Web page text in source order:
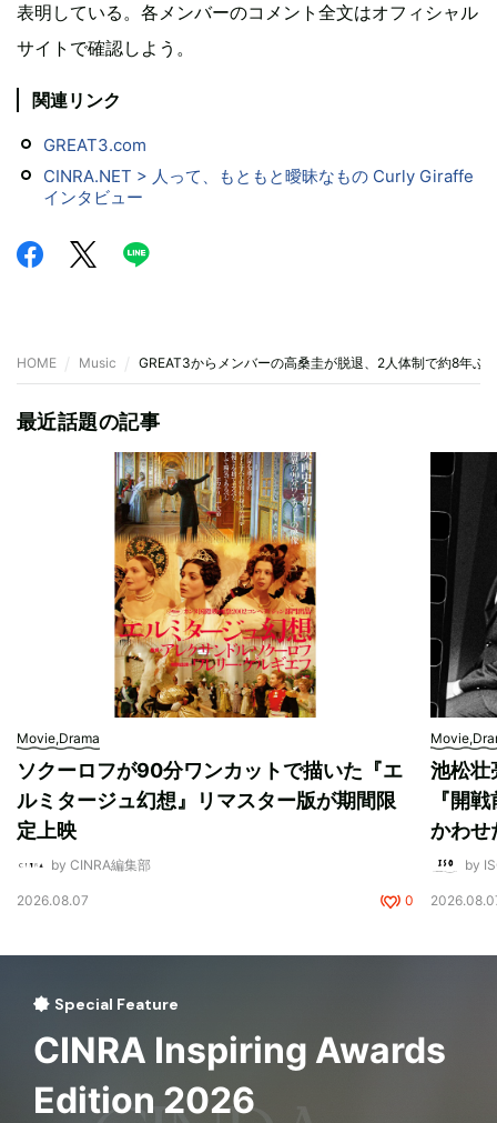
表明している。各メンバーのコメント全文はオフィシャル
サイトで確認しよう。
関連リンク
GREAT3.com
CINRA.NET > 人って、もともと曖昧なもの Curly Giraffe
インタビュー
HOME Music GREAT3からメンバーの高桑圭が脱退、2人体制で約8年ぶ
最近話題の記事
Movie,Drama
ソクーロフが90分ワンカットで描いた『エ
ルミタージュ幻想』リマスター版が期間限
定上映
by CINRA編集部
2026.08.07 0
池松壮
『開
かわせ
by
Special Feature
CINRA Inspiring Awards
Edition 2026